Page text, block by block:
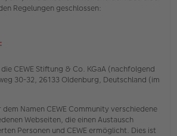
Regelungen geschlossen:
CEWE Stiftung & Co. KGaA (nachfolgend
30-32, 26133 Oldenburg, Deutschland (im
dem Namen CEWE Community verschiedene
Webseiten, die einen Austausch
Personen und CEWE ermöglicht. Dies ist